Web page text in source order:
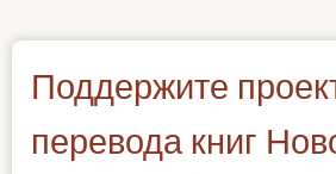
Поддержите
перевода книг